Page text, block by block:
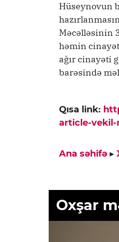
Hüseynovun
Məcəlləsinin
həmin
ağır cinayəti
barəsində
Qısa link:
article-
Ana səhifə ▸
Oxşar